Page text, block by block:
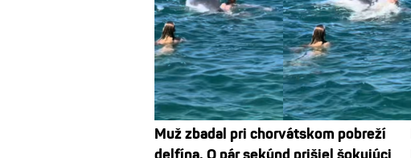
Muž zbadal pri chorvátskom pobreží